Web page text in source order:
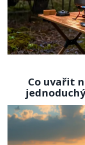
Co uvařit